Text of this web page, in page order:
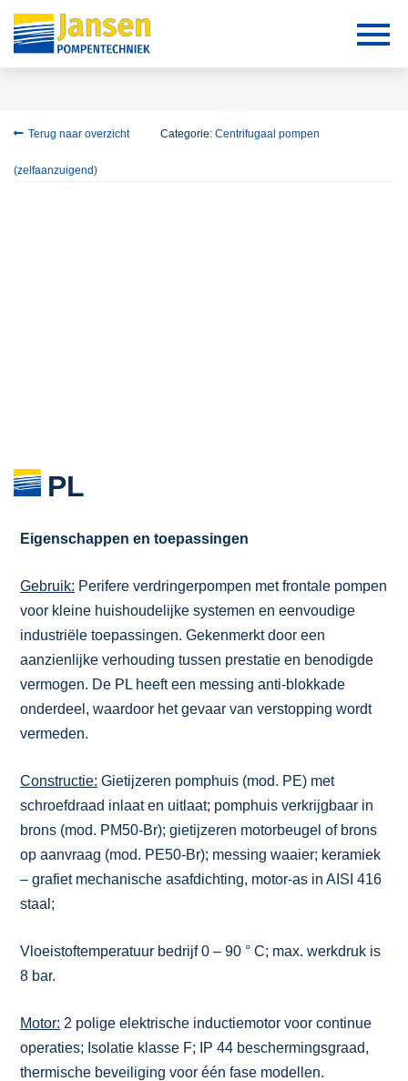
Terug naar overzicht Categorie: Centrifugaal pompen
(zelfaanzuigend)
PL
Eigenschappen en toepassingen
Gebruik: Perifere verdringerpompen met frontale pompen
voor kleine huishoudelijke systemen en eenvoudige
industriële toepassingen. Gekenmerkt door een
aanzienlijke verhouding tussen prestatie en benodigde
vermogen. De PL heeft een messing anti-blokkade
onderdeel, waardoor het gevaar van verstopping wordt
vermeden.
Constructie: Gietijzeren pomphuis (mod. PE) met
schroefdraad inlaat en uitlaat; pomphuis verkrijgbaar in
brons (mod. PM50-Br); gietijzeren motorbeugel of brons
op aanvraag (mod. PE50-Br); messing waaier; keramiek
– grafiet mechanische asafdichting, motor-as in AISI 416
staal;
Vloeistoftemperatuur bedrijf 0 – 90 ° C; max. werkdruk is
8 bar.
Motor: 2 polige elektrische inductiemotor voor continue
operaties; Isolatie klasse F; IP 44 beschermingsgraad,
thermische beveiliging voor één fase modellen.